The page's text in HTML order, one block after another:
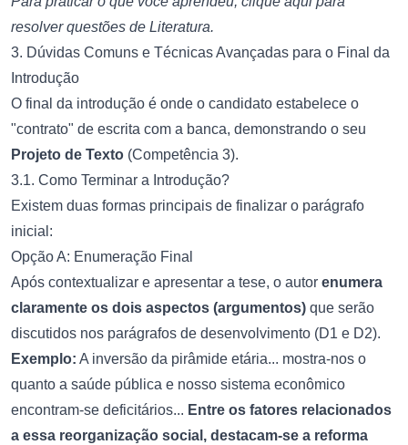
resolver questões de Literatura.
3. Dúvidas Comuns e Técnicas Avançadas para o Final da
Introdução
O final da introdução é onde o candidato estabelece o
"contrato" de escrita com a banca, demonstrando o seu
Projeto de Texto (Competência 3).
3.1. Como Terminar a Introdução?
Existem duas formas principais de finalizar o parágrafo
inicial:
Opção A: Enumeração Final
Após contextualizar e apresentar a tese, o autor enumera
claramente os dois aspectos (argumentos) que serão
discutidos nos parágrafos de desenvolvimento (D1 e D2).
Exemplo: A inversão da pirâmide etária... mostra-nos o
quanto a saúde pública e nosso sistema econômico
encontram-se deficitários... Entre os fatores relacionados
a essa reorganização social, destacam-se a reforma